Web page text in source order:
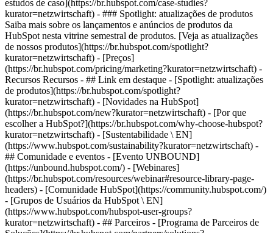
estudos de caso](https://br.hubspot.com/case-studies?
kurator=netzwirtschaft) - ### Spotlight: atualizações de produtos
Saiba mais sobre os lançamentos e anúncios de produtos da
HubSpot nesta vitrine semestral de produtos. [Veja as atualizações
de nossos produtos](https://br.hubspot.com/spotlight?
kurator=netzwirtschaft) - [Preços]
(https://br.hubspot.com/pricing/marketing?kurator=netzwirtschaft) -
Recursos Recursos - ## Link em destaque - [Spotlight: atualizações
de produtos](https://br.hubspot.com/spotlight?
kurator=netzwirtschaft) - [Novidades na HubSpot]
(https://br.hubspot.com/new?kurator=netzwirtschaft) - [Por que
escolher a HubSpot?](https://br.hubspot.com/why-choose-hubspot?
kurator=netzwirtschaft) - [Sustentabilidade \ EN]
(https://www.hubspot.com/sustainability?kurator=netzwirtschaft) -
## Comunidade e eventos - [Evento UNBOUND]
(https://unbound.hubspot.com/) - [Webinares]
(https://br.hubspot.com/resources/webinar#resource-library-page-
headers) - [Comunidade HubSpot](https://community.hubspot.com/)
- [Grupos de Usuários da HubSpot \ EN]
(https://www.hubspot.com/hubspot-user-groups?
kurator=netzwirtschaft) - ## Parceiros - [Programa de Parceiros de